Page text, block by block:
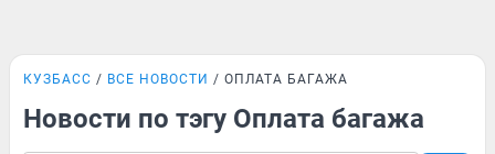
КУЗБАСС ВСЕ НОВОСТИ ОПЛАТА БАГАЖА
Новости по тэгу Оплата багажа